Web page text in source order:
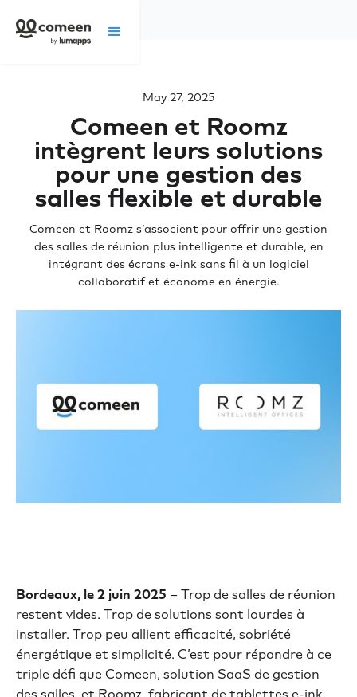
May 27, 2025
Comeen et Roomz
intègrent leurs solutions
pour une gestion des
salles flexible et durable
Comeen et Roomz s’associent pour offrir une gestion
des salles de réunion plus intelligente et durable, en
intégrant des écrans e-ink sans fil à un logiciel
collaboratif et économe en énergie.
Bordeaux, le 2 juin 2025 – Trop de salles de réunion
restent vides. Trop de solutions sont lourdes à
installer. Trop peu allient efficacité, sobriété
énergétique et simplicité. C’est pour répondre à ce
triple défi que Comeen, solution SaaS de gestion